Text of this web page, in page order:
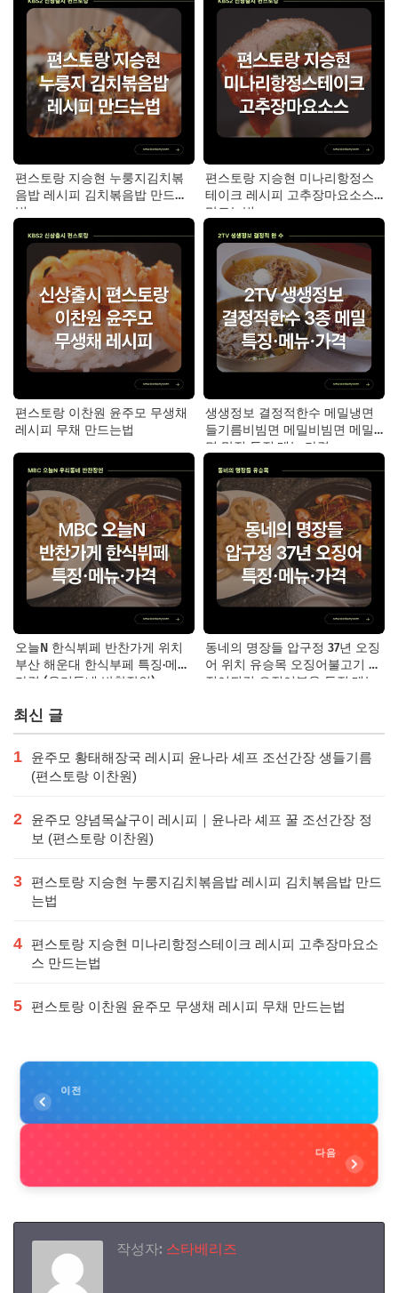
편스토랑 지승현 누룽지김치볶
음밥 레시피 김치볶음밥 만드는
법
편스토랑 지승현 미나리항정스
테이크 레시피 고추장마요소스
만드는법
편스토랑 이찬원 윤주모 무생채
레시피 무채 만드는법
생생정보 결정적한수 메밀냉면
들기름비빔면 메밀비빔면 메밀
면 맛집 특징·메뉴·가격
오늘N 한식뷔페 반찬가게 위치
부산 해운대 한식부페 특징·메뉴·
가격 (우리동네 반찬장인)
동네의 명장들 압구정 37년 오징
어 위치 유승목 오징어불고기 오
징어튀김 오징어볶음 특징·메뉴·
최신 글
1
윤주모 황태해장국 레시피 윤나라 셰프 조선간장 생들기름
(편스토랑 이찬원)
2
윤주모 양념목살구이 레시피｜윤나라 셰프 꿀 조선간장 정
보 (편스토랑 이찬원)
3
편스토랑 지승현 누룽지김치볶음밥 레시피 김치볶음밥 만드
는법
4
편스토랑 지승현 미나리항정스테이크 레시피 고추장마요소
스 만드는법
5 편스토랑 이찬원 윤주모 무생채 레시피 무채 만드는법
이전
다음
작성자: 스타베리즈